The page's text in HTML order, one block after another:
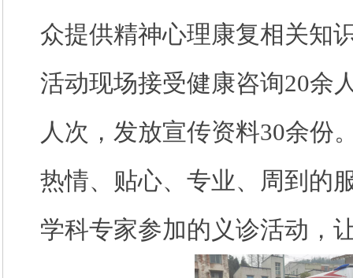
众提供精神心理康复相关知
活动现场接受健康咨询20余
人次，发放宣传资料30余份
热情、贴心、专业、周到的
学科专家参加的义诊活动，